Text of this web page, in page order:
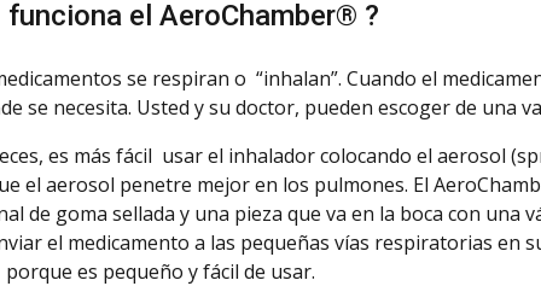
funciona el AeroChamber® ?
se respiran o “inhalan”. Cuando el
se necesita. Usted y su doctor, pueden escoger de una
es más fácil usar el inhalador colocando el aerosol
el aerosol penetre mejor en los pulmones. El
de goma sellada y una pieza que va en la boca con una
el medicamento a las pequeñas vías respiratorias en
porque es pequeño y fácil de usar.